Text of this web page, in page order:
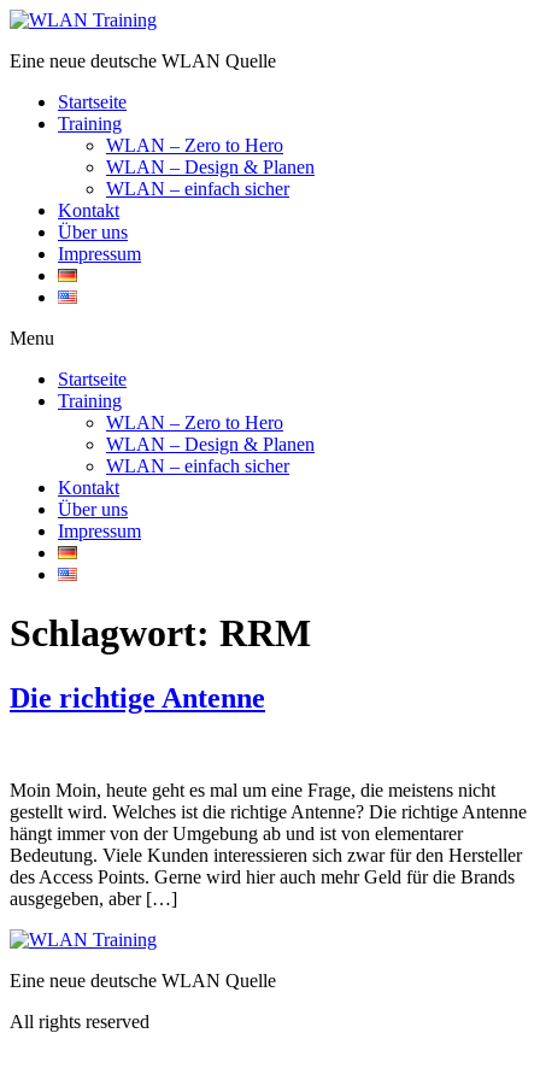
Eine neue deutsche WLAN Quelle
Startseite
Training
WLAN – Zero to Hero
WLAN – Design & Planen
WLAN – einfach sicher
Kontakt
Über uns
Impressum
Menu
Startseite
Training
WLAN – Zero to Hero
WLAN – Design & Planen
WLAN – einfach sicher
Kontakt
Über uns
Impressum
Schlagwort: RRM
Die richtige Antenne
Moin Moin, heute geht es mal um eine Frage, die meistens nicht
gestellt wird. Welches ist die richtige Antenne? Die richtige Antenne
hängt immer von der Umgebung ab und ist von elementarer
Bedeutung. Viele Kunden interessieren sich zwar für den Hersteller
des Access Points. Gerne wird hier auch mehr Geld für die Brands
ausgegeben, aber […]
Eine neue deutsche WLAN Quelle
All rights reserved